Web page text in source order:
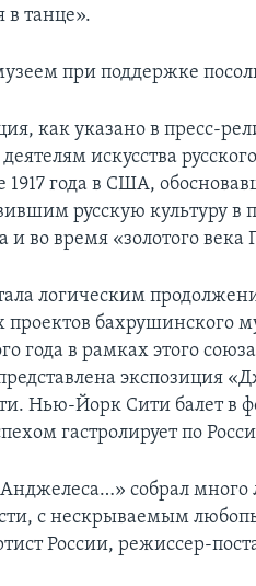
танце».
при поддержке
как указано в пресс-
искусства
года в США,
русскую культуру в
и во время «золотого века
логическим
бахрушинского
года в рамках этого
экспозиция
Нью-Йорк Сити балет в
гастролирует по
собрал
с нескрываемым
России, режиссер-